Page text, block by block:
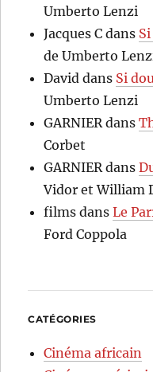
Umberto Lenzi
Jacques C dans
de Umberto
David dans Si
Umberto Lenzi
GARNIERdans
Corbet
GARNIERdans
Vidor et William
films dansLe
Ford Coppola
CATÉGORIES
Cinéma africain